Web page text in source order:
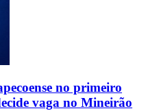
no primeiro
vaga no Mineirão